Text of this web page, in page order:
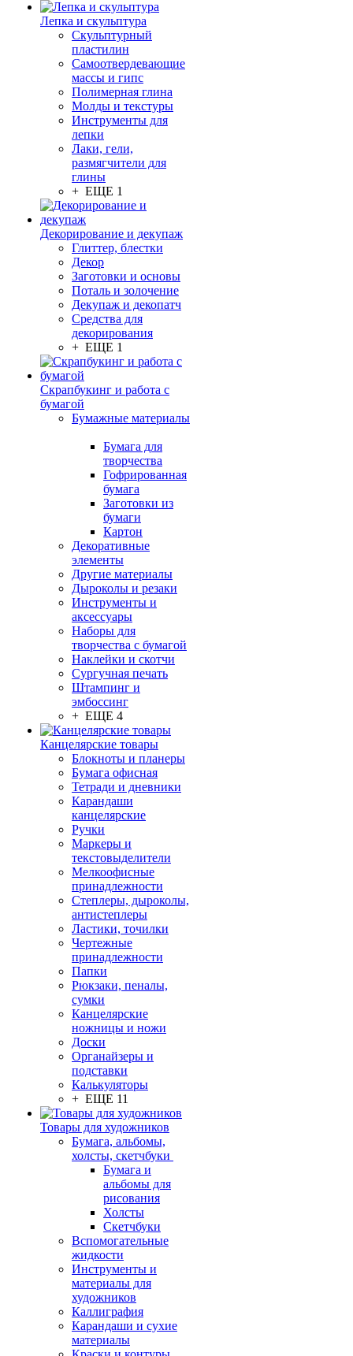
Лепка и скульптура
Скульптурный
пластилин
Самоотвердевающие
массы и гипс
Полимерная глина
Молды и текстуры
Инструменты для
лепки
Лаки, гели,
размягчители для
глины
+ ЕЩЕ 1
Декорирование и декупаж
Глиттер, блестки
Декор
Заготовки и основы
Поталь и золочение
Декупаж и декопатч
Средства для
декорирования
+ ЕЩЕ 1
Скрапбукинг и работа с
бумагой
Бумажные материалы
Бумага для
творчества
Гофрированная
бумага
Заготовки из
бумаги
Картон
Декоративные
элементы
Другие материалы
Дыроколы и резаки
Инструменты и
аксессуары
Наборы для
творчества с бумагой
Наклейки и скотчи
Сургучная печать
Штампинг и
эмбоссинг
+ ЕЩЕ 4
Канцелярские товары
Блокноты и планеры
Бумага офисная
Тетради и дневники
Карандаши
канцелярские
Ручки
Маркеры и
текстовыделители
Мелкоофисные
принадлежности
Степлеры, дыроколы,
антистеплеры
Ластики, точилки
Чертежные
принадлежности
Папки
Рюкзаки, пеналы,
сумки
Канцелярские
ножницы и ножи
Доски
Органайзеры и
подставки
Калькуляторы
+ ЕЩЕ 11
Товары для художников
Бумага, альбомы,
холсты, скетчбуки
Бумага и
альбомы для
рисования
Холсты
Скетчбуки
Вспомогательные
жидкости
Инструменты и
материалы для
художников
Каллиграфия
Карандаши и сухие
материалы